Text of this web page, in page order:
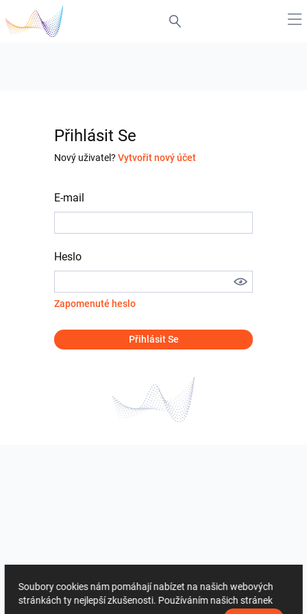
Přihlásit Se
Nový uživatel? Vytvořit nový účet
E-mail
Heslo
Zapomenuté heslo
Přihlásit Se
Soubory cookies nám pomáhají nabízet na našich webových
stránkách ty nejlepší zkušenosti. Používáním našich stránek